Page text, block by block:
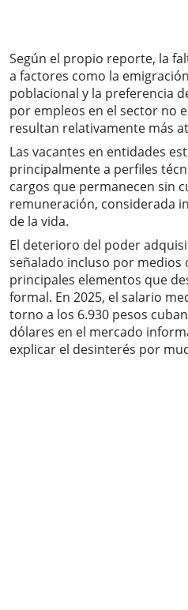
Según el propio reporte, la
a factores como la
poblacional y la preferencia
por empleos en el sector no
resultan relativamente más
Las vacantes en entidades
principalmente a perfiles
cargos que permanecen sin
remuneración, considerada
de la vida.
El deterioro del poder
señalado incluso por medios
principales elementos que
formal. En 2025, el salario
torno a los 6.930 pesos
dólares en el mercado
explicar el desinterés por